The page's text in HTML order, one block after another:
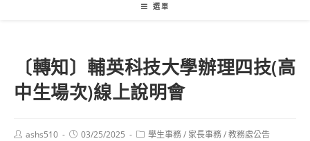
選單
〔轉知〕輔英科技大學辦理四技(高
中生場次)線上說明會
Postashs510
Post03/25/2025
Post學生事務/ 家長事務/教務處公告